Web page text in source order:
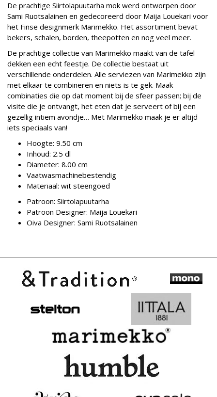
De prachtige Siirtolapuutarha mok werd ontworpen door
Sami Ruotsalainen en gedecoreerd door Maija Louekari voor
het Finse designmerk Marimekko. Het assortiment bevat
bekers, schalen, borden, theepotten en nog veel meer.
De prachtige collectie van Marimekko maakt van de tafel
dekken een echt feestje. De collectie bestaat uit
verschillende onderdelen. Alle serviezen van Marimekko zijn
met elkaar te combineren en niets is te gek. Maak
combinaties die op dat moment bij de sfeer passen; bij de
visite die je ontvangt, het eten dat je serveert of bij een
gezellig intiem avondje… Met Marimekko maak je er altijd
iets speciaals van!
Hoogte: 9.50 cm
Inhoud: 2.5 dl
Diameter: 8.00 cm
Vaatwasmachinebestendig
Materiaal: wit steengoed
Patroon: Siirtolapuutarha
Patroon Designer: Maija Louekari
Oiva Designer: Sami Ruotsalainen